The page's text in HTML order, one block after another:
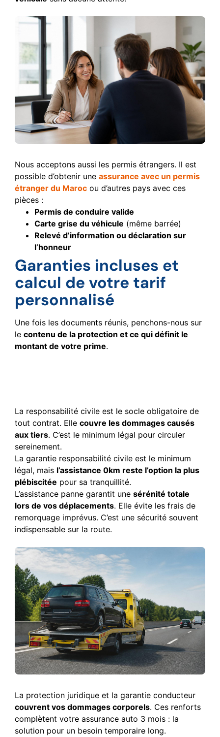
Nous acceptons aussi les permis étrangers. Il est
possible d’obtenir une assurance avec un permis
étranger du Maroc ou d’autres pays avec ces
pièces :
Permis de conduire valide
Carte grise du véhicule (même barrée)
Relevé d’information ou déclaration sur
l’honneur
Garanties incluses et
calcul de votre tarif
personnalisé
Une fois les documents réunis, penchons-nous sur
le contenu de la protection et ce qui définit le
montant de votre prime.
La responsabilité civile est le socle obligatoire de
tout contrat. Elle couvre les dommages causés
aux tiers. C’est le minimum légal pour circuler
sereinement.
La garantie responsabilité civile est le minimum
légal, mais l’assistance 0km reste l’option la plus
plébiscitée pour sa tranquillité.
L’assistance panne garantit une sérénité totale
lors de vos déplacements. Elle évite les frais de
remorquage imprévus. C’est une sécurité souvent
indispensable sur la route.
La protection juridique et la garantie conducteur
couvrent vos dommages corporels. Ces renforts
complètent votre assurance auto 3 mois : la
solution pour un besoin temporaire long.